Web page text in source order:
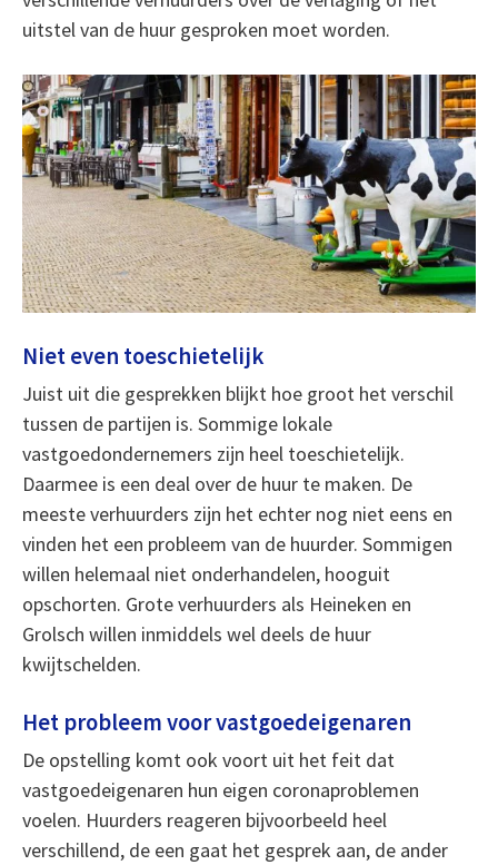
uitstel van de huur gesproken moet worden.
Niet even toeschietelijk
Juist uit die gesprekken blijkt hoe groot het verschil
tussen de partijen is. Sommige lokale
vastgoedondernemers zijn heel toeschietelijk.
Daarmee is een deal over de huur te maken. De
meeste verhuurders zijn het echter nog niet eens en
vinden het een probleem van de huurder. Sommigen
willen helemaal niet onderhandelen, hooguit
opschorten. Grote verhuurders als Heineken en
Grolsch willen inmiddels wel deels de huur
kwijtschelden.
Het probleem voor vastgoedeigenaren
De opstelling komt ook voort uit het feit dat
vastgoedeigenaren hun eigen coronaproblemen
voelen. Huurders reageren bijvoorbeeld heel
verschillend, de een gaat het gesprek aan, de ander